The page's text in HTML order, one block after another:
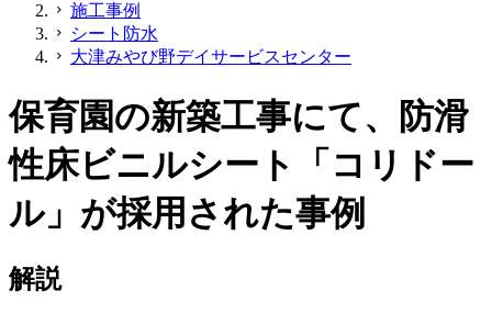
chevron_right 施工事例
chevron_right シート防水
chevron_right 大津みやび野デイサービスセンター
保育園の新築工事にて、防滑
性床ビニルシート「コリドー
ル」が採用された事例
解説